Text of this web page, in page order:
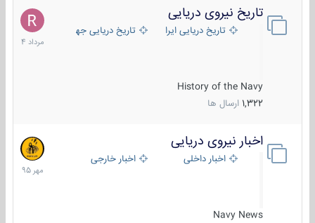
تاریخ نیروی دریایی
تاریخ دریایی ایران تاریخ دریایی جهان
History of the Navy
1,322 ارسال ها
16
مرداد
1404
اخبار نیروی دریایی
اخبار داخلی اخبار خارجی
Navy News
27
مهر
1395